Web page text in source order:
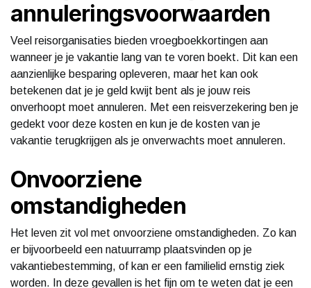
annuleringsvoorwaarden
Veel reisorganisaties bieden vroegboekkortingen aan
wanneer je je vakantie lang van te voren boekt. Dit kan een
aanzienlijke besparing opleveren, maar het kan ook
betekenen dat je je geld kwijt bent als je jouw reis
onverhoopt moet annuleren. Met een reisverzekering ben je
gedekt voor deze kosten en kun je de kosten van je
vakantie terugkrijgen als je onverwachts moet annuleren.
Onvoorziene
omstandigheden
Het leven zit vol met onvoorziene omstandigheden. Zo kan
er bijvoorbeeld een natuurramp plaatsvinden op je
vakantiebestemming, of kan er een familielid ernstig ziek
worden. In deze gevallen is het fijn om te weten dat je een